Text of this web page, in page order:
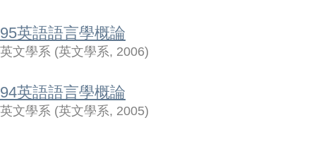
95英語語言學概論
英文學系 (英文學系, 2006)
94英語語言學概論
英文學系 (英文學系, 2005)